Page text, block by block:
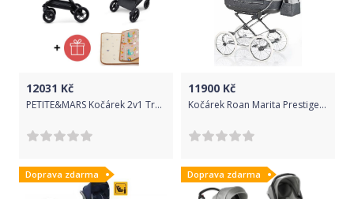
12031 Kč
PETITE&MARS Kočárek 2v1 Trails Ultimate Grey + PETITE&MARS Podložka na hraní Joy City ZDARMA
11900 Kč
Kočárek Roan Marita Prestige P-211 2017
Doprava zdarma Doprava zdarma